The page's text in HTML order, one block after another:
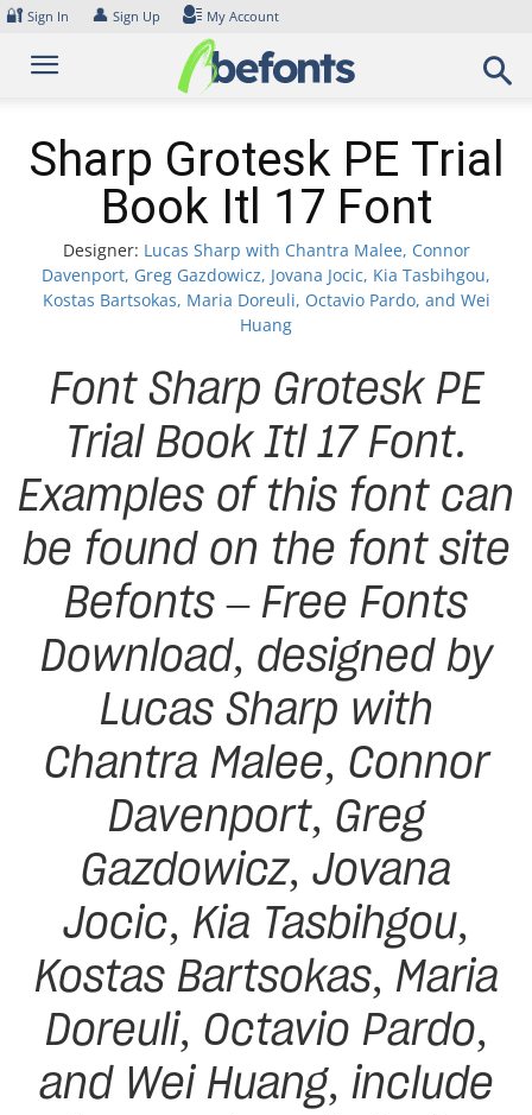
Skip
content
🔐 Sign In 👤 Sign Up My Account
Sharp Grotesk PE Trial
Book Itl 17 Font
Designer: Lucas Sharp with Chantra Malee, Connor
Davenport, Greg Gazdowicz, Jovana Jocic, Kia Tasbihgou,
Kostas Bartsokas, Maria Doreuli, Octavio Pardo, and Wei
Huang
Font Sharp Grotesk PE
Trial Book Itl 17 Font.
Examples of this font can
be found on the font site
Befonts – Free Fonts
Download, designed by
Lucas Sharp with
Chantra Malee, Connor
Davenport, Greg
Gazdowicz, Jovana
Jocic, Kia Tasbihgou,
Kostas Bartsokas, Maria
Doreuli, Octavio Pardo,
and Wei Huang, include